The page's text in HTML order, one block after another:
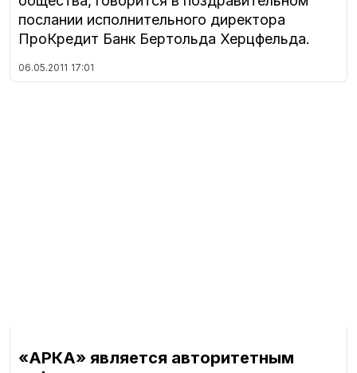
послании исполнительного директора
ПроКредит Банк Бертольда Херцфельда.
06.05.2011 17:01
«АРКА» является авторитетным